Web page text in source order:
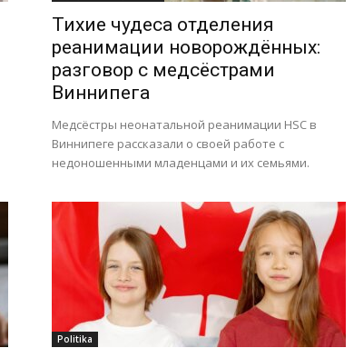
Тихие чудеса отделения
реанимации новорождённых:
разговор с медсёстрами
Виннипега
Медсёстры неонатальной реанимации HSC в
Виннипеге рассказали о своей работе с
недоношенными младенцами и их семьями.
Politika